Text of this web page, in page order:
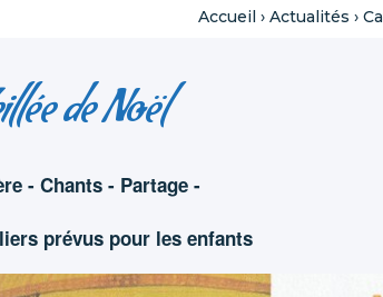
Accueil › Actualités ›
de Noël
- Chants - Partage -
prévus pour les enfants